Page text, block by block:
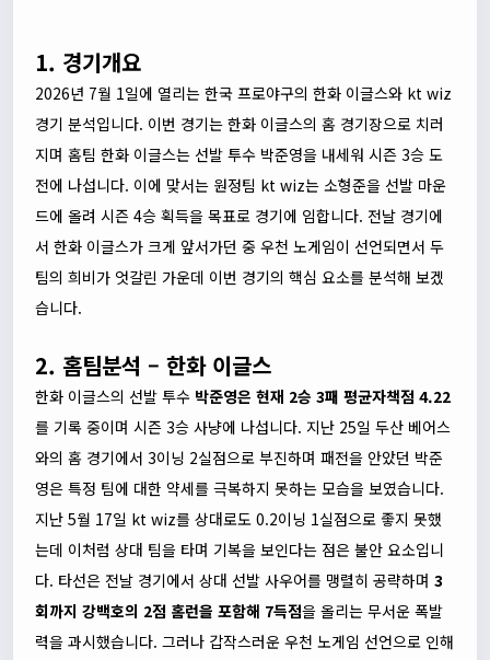
1. 경기개요
2026년 7월 1일에 열리는 한국 프로야구의 한화 이글스와 kt wiz
경기 분석입니다. 이번 경기는 한화 이글스의 홈 경기장으로 치러
지며 홈팀 한화 이글스는 선발 투수 박준영을 내세워 시즌 3승 도
전에 나섭니다. 이에 맞서는 원정팀 kt wiz는 소형준을 선발 마운
드에 올려 시즌 4승 획득을 목표로 경기에 임합니다. 전날 경기에
서 한화 이글스가 크게 앞서가던 중 우천 노게임이 선언되면서 두
팀의 희비가 엇갈린 가운데 이번 경기의 핵심 요소를 분석해 보겠
습니다.
2. 홈팀분석 – 한화 이글스
한화 이글스의 선발 투수 박준영은 현재 2승 3패 평균자책점 4.22
를 기록 중이며 시즌 3승 사냥에 나섭니다. 지난 25일 두산 베어스
와의 홈 경기에서 3이닝 2실점으로 부진하며 패전을 안았던 박준
영은 특정 팀에 대한 약세를 극복하지 못하는 모습을 보였습니다.
지난 5월 17일 kt wiz를 상대로도 0.2이닝 1실점으로 좋지 못했
는데 이처럼 상대 팀을 타며 기복을 보인다는 점은 불안 요소입니
다. 타선은 전날 경기에서 상대 선발 사우어를 맹렬히 공략하며 3
회까지 강백호의 2점 홈런을 포함해 7득점을 올리는 무서운 폭발
력을 과시했습니다. 그러나 갑작스러운 우천 노게임 선언으로 인해